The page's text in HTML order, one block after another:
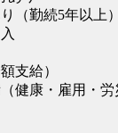
（勤続5年以上）
支給）
健康・雇用・労